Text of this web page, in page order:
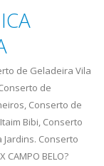
de Geladeira Vila
de
Conserto de
Bibi, Conserto
Conserto
CAMPO BELO?